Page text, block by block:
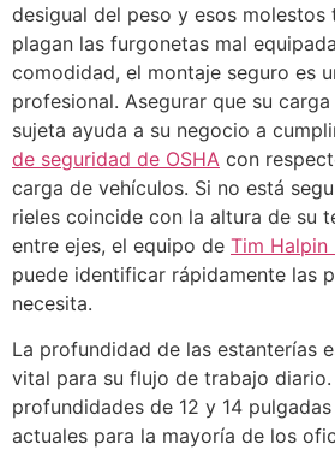
desigual del peso y esos molestos
plagan las furgonetas mal
comodidad, el montaje seguro es
profesional. Asegurar que su
sujeta ayuda a su negocio a
de seguridad de OSHA con
carga de vehículos. Si no está
rieles coincide con la altura de su
entre ejes, el equipo de Tim Halpin
puede identificar rápidamente las
necesita.
La profundidad de las estanterías
vital para su flujo de trabajo diario.
profundidades de 12 y 14
actuales para la mayoría de los